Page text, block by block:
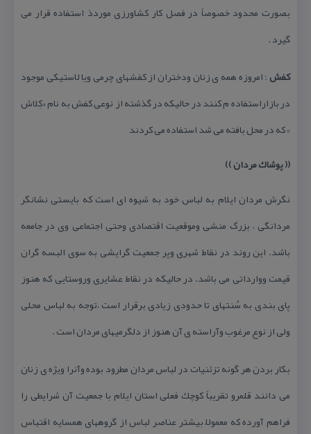
بصورت محدود خصوصاً در فصل كار كشاورزی موردذ استفاده قرار می
گیرد .
كفش: امروزه همه ی زنان ودختران از كفشهای چرمی ویا لاستیكی موجود
در بازاراستفاده م كنند در حالیكه در گذشته از نوعی كفش به نام «كِلاش
» كه در محل بافته می شد استفاده می كردند
(( پوشاك مردان ))
نگرش مردان ایلام به لباس خود به شیوه ای است كه بایستی نشانگر
مردانگی ، بزرگ منشی وموقعیت اقتصادی وحتی اجتماعی وی در جامعه
باشد. این روند در نقاط شهری وپر جمعیت گرایشی به سوی البسه گران
قیمت ووارداتی می باشد. در حالیكه در نقاط عشایری وروستایی كه هنوز
پای بندی به سُنتهای تا حدودی زیادی برقرار است ،توجه به لباس محلی
ولی از نوع مرغوب وآراسته ی آن هنوز از دلگرمیهای مردان است .
بكار بردن هر گونه تزئنیات در لباس مردان مطرود بوده وآنرا ویژه ی زنان
می دانند قلمرو تقریباً كوچك فعلی استان ایلام با جمعیت آن شرایطی را
فراهم آورده كه معمولاً بیشتر عناصر لباس از گروههای همسایه اقتباس